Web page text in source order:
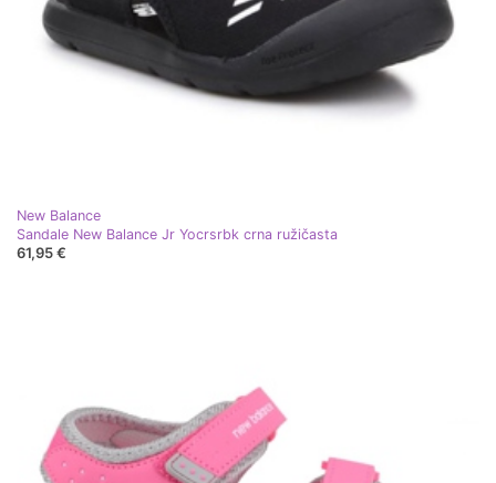
New Balance
Sandale New Balance Jr Yocrsrbk crna ružičasta
61,95 €